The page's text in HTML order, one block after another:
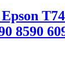
8590